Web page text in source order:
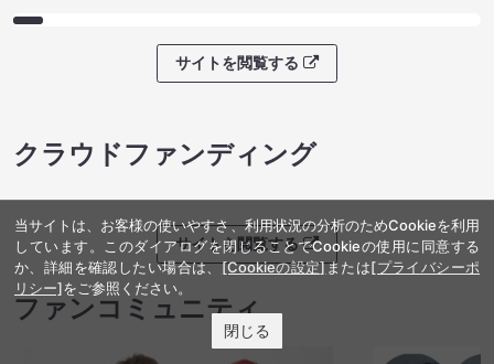
サイトを閲覧する
クラウドファンディング
サイトを閲覧する
ファンコミュニティ
当サイトは、お客様の使いやすさ、利用状況の分析のためCookieを利用
しています。このダイアログを閉じることでCookieの使用に同意する
か、詳細を確認したい場合は、[Cookieの設定]または[プライバシーポ
リシー]をご参照ください。
閉じる